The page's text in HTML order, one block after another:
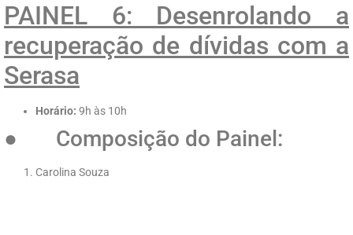
PAINEL 6: Desenrolando a
recuperação de dívidas com a
Serasa
Horário: 9h às 10h
● Composição do Painel:
Carolina Souza